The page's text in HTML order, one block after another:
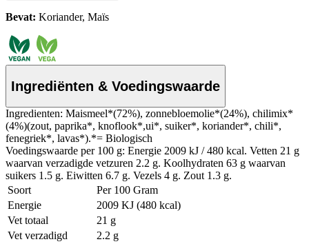
Bevat: Koriander, Maïs
Ingrediënten & Voedingswaarde
Ingredienten: Maismeel*(72%), zonnebloemolie*(24%), chilimix*
(4%)(zout, paprika*, knoflook*,ui*, suiker*, koriander*, chili*,
fenegriek*, lavas*).*= Biologisch
Voedingswaarde per 100 g: Energie 2009 kJ / 480 kcal. Vetten 21 g
waarvan verzadigde vetzuren 2.2 g. Koolhydraten 63 g waarvan
suikers 1.5 g. Eiwitten 6.7 g. Vezels 4 g. Zout 1.3 g.
Soort
Per 100 Gram
Energie
2009 KJ (480 kcal)
Vet totaal
21 g
Vet verzadigd
2.2 g